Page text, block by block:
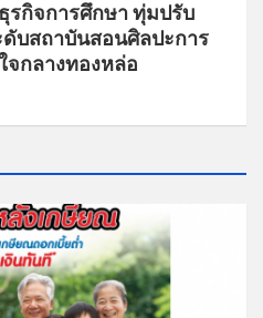
รกิจการศึกษา ทุ่มปรับ
ดับสถาบันสอนศิลปะการ
จกลางทองหล่อ